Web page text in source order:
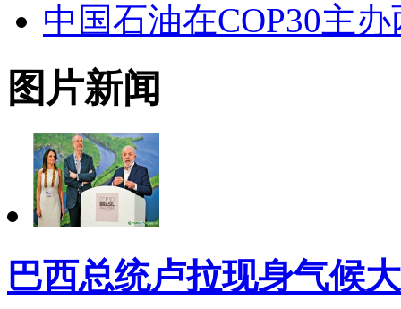
中国石油在COP30主
图片新闻
巴西总统卢拉现身气候